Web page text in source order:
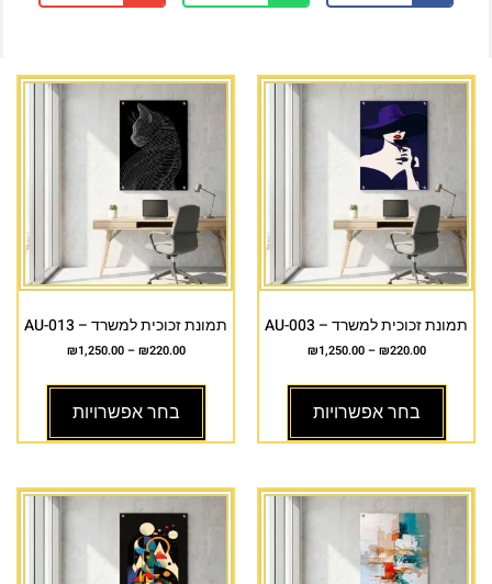
תמונת זכוכית למשרד – AU-003
₪220.00
–
₪1,250.00
בחר אפשרויות
תמונת זכוכית למשרד – AU-013
₪220.00
–
₪1,250.00
בחר אפשרויות